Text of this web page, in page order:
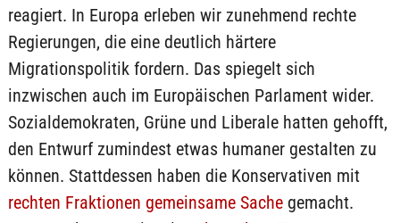
reagiert. In Europa erleben wir zunehmend rechte
Regierungen, die eine deutlich härtere
Migrationspolitik fordern. Das spiegelt sich
inzwischen auch im Europäischen Parlament wider.
Sozialdemokraten, Grüne und Liberale hatten gehofft,
den Entwurf zumindest etwas humaner gestalten zu
können. Stattdessen haben die Konservativen mit
rechten Fraktionen gemeinsame Sachegemacht.